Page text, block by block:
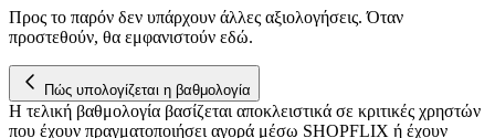
Προς το παρόν δεν υπάρχουν άλλες αξιολογήσεις. Όταν
προστεθούν, θα εμφανιστούν εδώ.
Πώς υπολογίζεται η βαθμολογία
Η τελική βαθμολογία βασίζεται αποκλειστικά σε κριτικές χρηστών
που έχουν πραγματοποιήσει αγορά μέσω SHOPFLIX ή έχουν